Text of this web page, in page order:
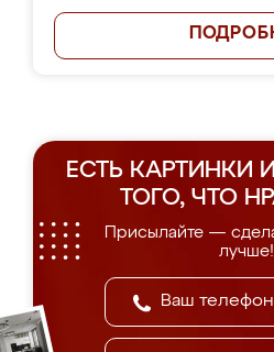
ЕСТЬ КАРТИНКИ
ТОГО, ЧТО
Присылайте —
лучше!